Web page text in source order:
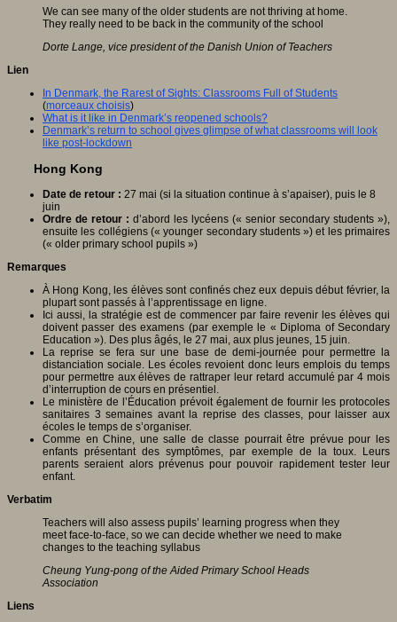
We can see many of the older students are not thriving at home.
They really need to be back in the community of the school
Dorte Lange, vice president of the Danish Union of Teachers
Lien
In Denmark, the Rarest of Sights: Classrooms Full of Students
(morceaux choisis)
What is it like in Denmark’s reopened schools?
Denmark’s return to school gives glimpse of what classrooms will look
like post-lockdown
Hong Kong
Date de retour : 27 mai (si la situation continue à s’apaiser), puis le 8
juin
Ordre de retour : d’abord les lycéens (« senior secondary students »),
ensuite les collégiens (« younger secondary students ») et les primaires
(« older primary school pupils »)
Remarques
À Hong Kong, les élèves sont confinés chez eux depuis début février, la
plupart sont passés à l’apprentissage en ligne.
Ici aussi, la stratégie est de commencer par faire revenir les élèves qui
doivent passer des examens (par exemple le « Diploma of Secondary
Education »). Des plus âgés, le 27 mai, aux plus jeunes, 15 juin.
La reprise se fera sur une base de demi-journée pour permettre la
distanciation sociale. Les écoles revoient donc leurs emplois du temps
pour permettre aux élèves de rattraper leur retard accumulé par 4 mois
d’interruption de cours en présentiel.
Le ministère de l’Éducation prévoit également de fournir les protocoles
sanitaires 3 semaines avant la reprise des classes, pour laisser aux
écoles le temps de s’organiser.
Comme en Chine, une salle de classe pourrait être prévue pour les
enfants présentant des symptômes, par exemple de la toux. Leurs
parents seraient alors prévenus pour pouvoir rapidement tester leur
enfant.
Verbatim
Teachers will also assess pupils’ learning progress when they
meet face-to-face, so we can decide whether we need to make
changes to the teaching syllabus
Cheung Yung-pong of the Aided Primary School Heads
Association
Liens